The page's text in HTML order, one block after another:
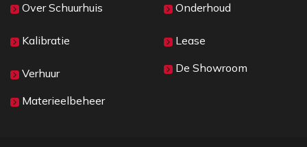
Over Sc​huurhuis
Kalibratie
Verhuur
Materieelbeheer
Onderhoud
Lease
De Showroom